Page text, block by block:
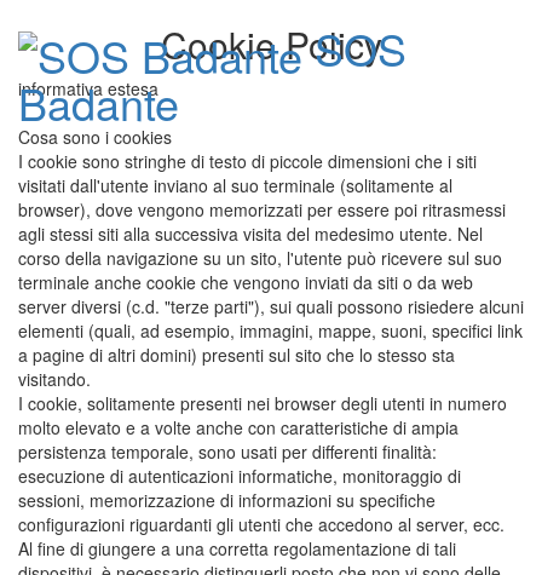
SOS
Badante
Cookie Policy
informativa estesa
Cosa sono i cookies
I cookie sono stringhe di testo di piccole dimensioni che i siti
visitati dall'utente inviano al suo terminale (solitamente al
browser), dove vengono memorizzati per essere poi ritrasmessi
agli stessi siti alla successiva visita del medesimo utente. Nel
corso della navigazione su un sito, l'utente può ricevere sul suo
terminale anche cookie che vengono inviati da siti o da web
server diversi (c.d. "terze parti"), sui quali possono risiedere alcuni
elementi (quali, ad esempio, immagini, mappe, suoni, specifici link
a pagine di altri domini) presenti sul sito che lo stesso sta
visitando.
I cookie, solitamente presenti nei browser degli utenti in numero
molto elevato e a volte anche con caratteristiche di ampia
persistenza temporale, sono usati per differenti finalità:
esecuzione di autenticazioni informatiche, monitoraggio di
sessioni, memorizzazione di informazioni su specifiche
configurazioni riguardanti gli utenti che accedono al server, ecc.
Al fine di giungere a una corretta regolamentazione di tali